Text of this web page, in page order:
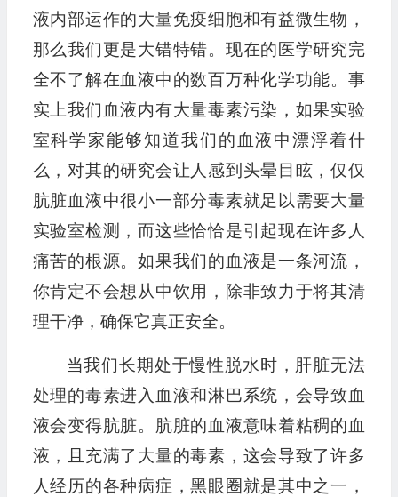
液内部运作的大量免疫细胞和有益微生物，
那么我们更是大错特错。现在的医学研究完
全不了解在血液中的数百万种化学功能。事
实上我们血液内有大量毒素污染，如果实验
室科学家能够知道我们的血液中漂浮着什
么，对其的研究会让人感到头晕目眩，仅仅
肮脏血液中很小一部分毒素就足以需要大量
实验室检测，而这些恰恰是引起现在许多人
痛苦的根源。如果我们的血液是一条河流，
你肯定不会想从中饮用，除非致力于将其清
理干净，确保它真正安全。
当我们长期处于慢性脱水时，肝脏无法
处理的毒素进入血液和淋巴系统，会导致血
液会变得肮脏。肮脏的血液意味着粘稠的血
液，且充满了大量的毒素，这会导致了许多
人经历的各种病症，黑眼圈就是其中之一，